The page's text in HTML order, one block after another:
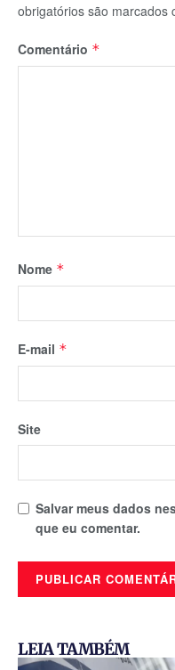
obrigatórios são marcados
Comentário *
Nome *
E-mail *
Site
Salvar meus dados
que eu comentar.
LEIA TAMBÉM